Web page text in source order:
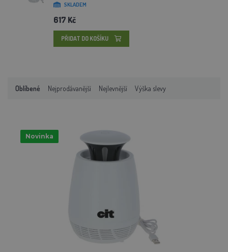
SKLADEM
617 Kč
PŘIDAT DO KOŠÍKU
Oblíbené Nejprodávanější Nejlevnější Výška slevy
Novinka